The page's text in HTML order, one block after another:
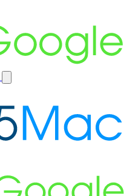
Switch